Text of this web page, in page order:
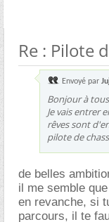
Re : Pilote
Envoyé par
Bonjour à
Je vais entrer
rêves sont
pilote de
de belles
il me semble
en revanche, si
parcours, il te